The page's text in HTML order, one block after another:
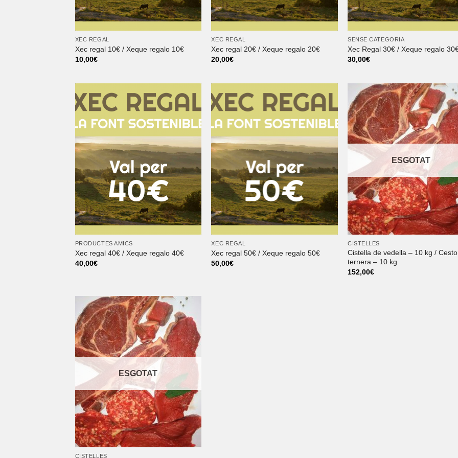
XEC REGAL
Xec regal 10€ / Xeque regalo 10€
10,00€
XEC REGAL
Xec regal 20€ / Xeque regalo 20€
20,00€
SENSE CATEGORIA
Xec Regal 30€ / Xeque regalo
30,00€
PRODUCTES AMICS
Xec regal 40€ / Xeque regalo 40€
40,00€
XEC REGAL
Xec regal 50€ / Xeque regalo 50€
50,00€
ESGOTAT
CISTELLES
Cistella de vedella – 10 kg /
ternera – 10 kg
152,00€
ESGOTAT
CISTELLES